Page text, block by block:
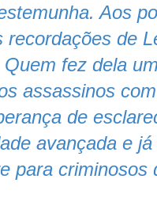
Aos
de
fez dela
assassinos
de
avançada e
para criminosos